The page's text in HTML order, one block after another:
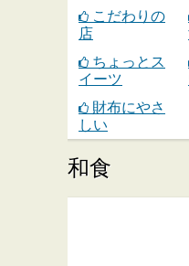
こだわりの
店
ちょっとス
イーツ
財布にやさ
しい
和食